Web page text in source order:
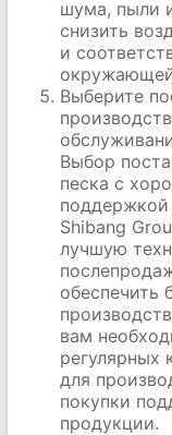
шума, пыли
снизить
и
Выберите
Выбор
песка с
поддержкой
Shibang
лучшую
обеспечить
вам
регулярных
для
покупки
продукции.